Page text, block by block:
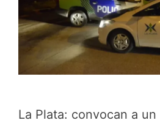
La Plata: convocan a